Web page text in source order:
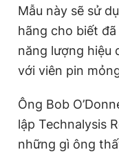
Giấy phép xuất bản số
© 2003-2026 Bản
chép dưới mọi hình
bản. Phát triển bởi ePi
Mẫu này sẽ sử
hãng cho biết
năng lượng hiệu
với viên pin
Ông Bob
lập Technalysis
những gì ông